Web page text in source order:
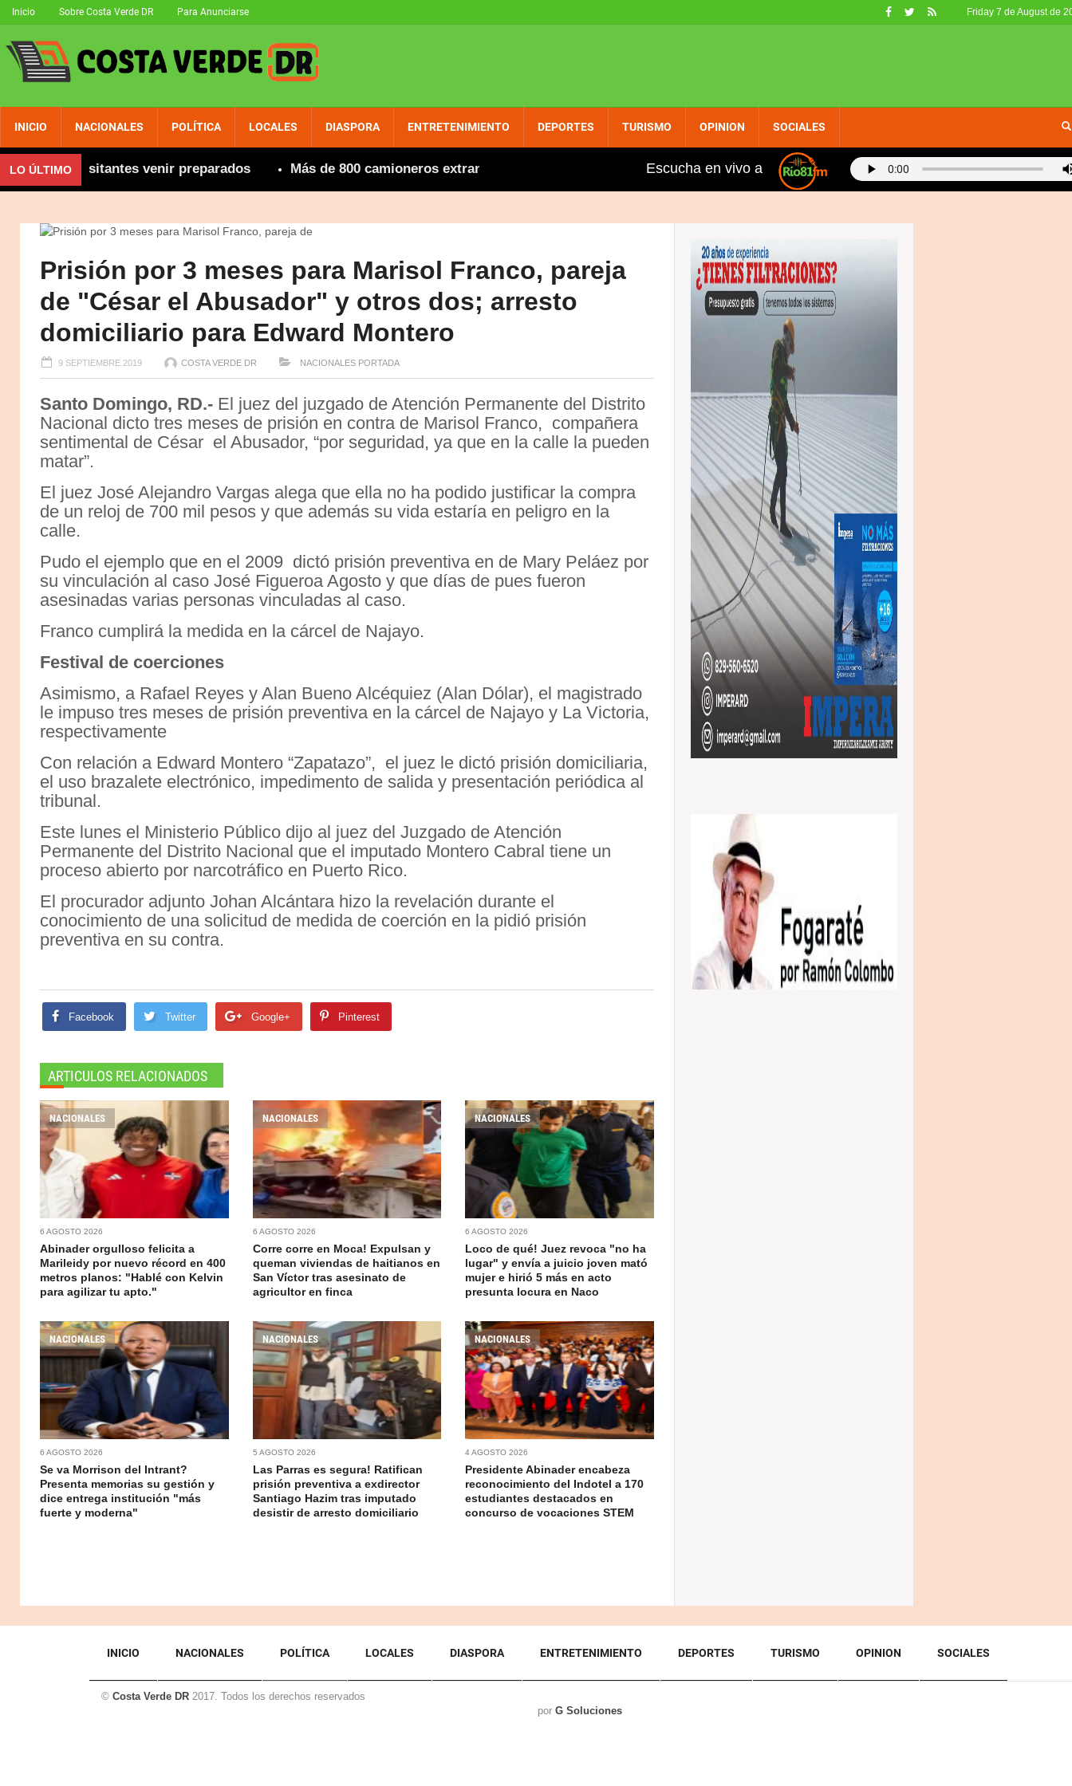
Friday 7 de August de
Inicio Sobre Costa Verde DR Para Anunciarse
INICIO NACIONALES POLÍTICA LOCALES DIASPORA ENTRETENIMIENTO DEPORTES TURISMO OPINION SOCIALES
LO ÚLTIMOa visitantes venir preparados Más de 800 camioneros extranjeros, entre ellos varios dominicanos, fueron retirados de circulación en EE. UU. por no calificar
Escucha en vivo a
Prisión por 3 meses para Marisol Franco, pareja
de "César el Abusador" y otros dos; arresto
domiciliario para Edward Montero
9 SEPTIEMBRE 2019 COSTA VERDE DR NACIONALES PORTADA
Santo Domingo, RD.- El juez del juzgado de Atención Permanente del Distrito
Nacional dicto tres meses de prisión en contra de Marisol Franco, compañera
sentimental de César el Abusador, “por seguridad, ya que en la calle la pueden
matar”.
El juez José Alejandro Vargas alega que ella no ha podido justificar la compra
de un reloj de 700 mil pesos y que además su vida estaría en peligro en la
calle.
Pudo el ejemplo que en el 2009 dictó prisión preventiva en de Mary Peláez por
su vinculación al caso José Figueroa Agosto y que días de pues fueron
asesinadas varias personas vinculadas al caso.
Franco cumplirá la medida en la cárcel de Najayo.
Festival de coerciones
Asimismo, a Rafael Reyes y Alan Bueno Alcéquiez (Alan Dólar), el magistrado
le impuso tres meses de prisión preventiva en la cárcel de Najayo y La Victoria,
respectivamente
Con relación a Edward Montero “Zapatazo”, el juez le dictó prisión domiciliaria,
el uso brazalete electrónico, impedimento de salida y presentación periódica al
tribunal.
Este lunes el Ministerio Público dijo al juez del Juzgado de Atención
Permanente del Distrito Nacional que el imputado Montero Cabral tiene un
proceso abierto por narcotráfico en Puerto Rico.
El procurador adjunto Johan Alcántara hizo la revelación durante el
conocimiento de una solicitud de medida de coerción en la pidió prisión
preventiva en su contra.
Facebook Twitter Google+ Pinterest
ARTICULOS RELACIONADOS
NACIONALES
6 AGOSTO 2026
Abinader orgulloso felicita a
Marileidy por nuevo récord en 400
metros planos: "Hablé con Kelvin
para agilizar tu apto."
NACIONALES
6 AGOSTO 2026
Corre corre en Moca! Expulsan y
queman viviendas de haitianos en
San Víctor tras asesinato de
agricultor en finca
NACIONALES
6 AGOSTO 2026
Loco de qué! Juez revoca "no ha
lugar" y envía a juicio joven mató
mujer e hirió 5 más en acto
presunta locura en Naco
NACIONALES
6 AGOSTO 2026
Se va Morrison del Intrant?
Presenta memorias su gestión y
dice entrega institución "más
fuerte y moderna"
NACIONALES
5 AGOSTO 2026
Las Parras es segura! Ratifican
prisión preventiva a exdirector
Santiago Hazim tras imputado
desistir de arresto domiciliario
NACIONALES
4 AGOSTO 2026
Presidente Abinader encabeza
reconocimiento del Indotel a 170
estudiantes destacados en
concurso de vocaciones STEM
INICIO NACIONALES POLÍTICA LOCALES DIASPORA ENTRETENIMIENTO DEPORTES TURISMO OPINION SOCIALES
© Costa Verde DR 2017. Todos los derechos reservados
por G Soluciones